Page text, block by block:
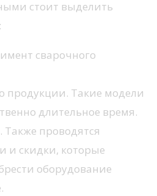
стоит выделить
сварочного
продукции. Такие модели
длительное время.
проводятся
и скидки, которые
оборудование